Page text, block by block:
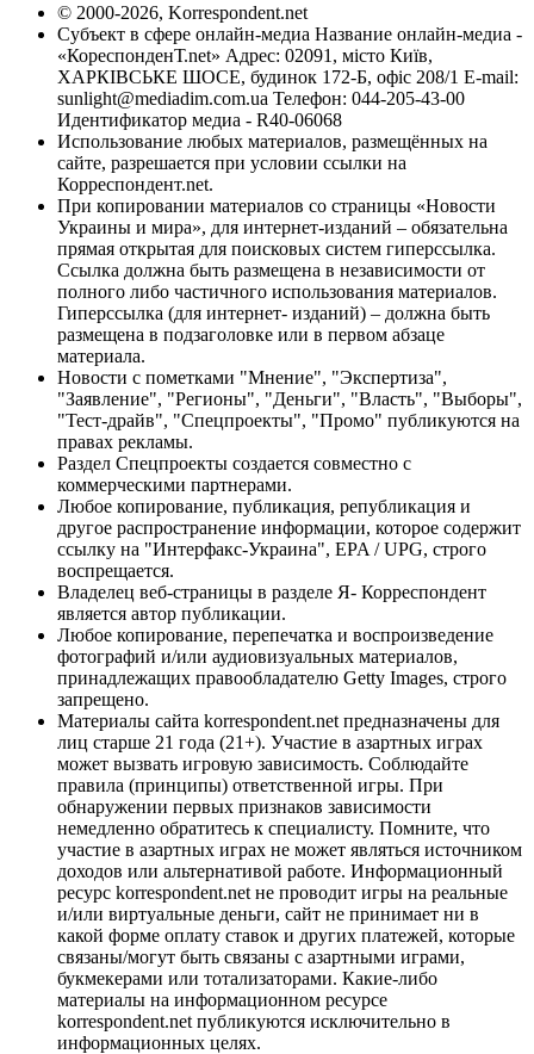
© 2000-2026, Korrespondent.net
Субъект в сфере онлайн-медиа Название онлайн-медиа -
«КореспонденТ.net» Адрес: 02091, місто Київ,
ХАРКІВСЬКЕ ШОСЕ, будинок 172-Б, офіс 208/1 E-mail:
sunlight@mediadim.com.ua Телефон: 044-205-43-00
Идентификатор медиа - R40-06068
Использование любых материалов, размещённых на
сайте, разрешается при условии ссылки на
Корреспондент.net.
При копировании материалов со страницы «Новости
Украины и мира», для интернет-изданий – обязательна
прямая открытая для поисковых систем гиперссылка.
Ссылка должна быть размещена в независимости от
полного либо частичного использования материалов.
Гиперссылка (для интернет- изданий) – должна быть
размещена в подзаголовке или в первом абзаце
материала.
Новости с пометками "Мнение", "Экспертиза",
"Заявление", "Регионы", "Деньги", "Власть", "Выборы",
"Тест-драйв", "Спецпроекты", "Промо" публикуются на
правах рекламы.
Раздел Спецпроекты создается совместно с
коммерческими партнерами.
Любое копирование, публикация, републикация и
другое распространение информации, которое содержит
ссылку на "Интерфакс-Украина", EPA / UPG, строго
воспрещается.
Владелец веб-страницы в разделе Я- Корреспондент
является автор публикации.
Любое копирование, перепечатка и воспроизведение
фотографий и/или аудиовизуальных материалов,
принадлежащих правообладателю Getty Images, строго
запрещено.
Материалы сайта korrespondent.net предназначены для
лиц старше 21 года (21+). Участие в азартных играх
может вызвать игровую зависимость. Соблюдайте
правила (принципы) ответственной игры. При
обнаружении первых признаков зависимости
немедленно обратитесь к специалисту. Помните, что
участие в азартных играх не может являться источником
доходов или альтернативой работе. Информационный
ресурс korrespondent.net не проводит игры на реальные
и/или виртуальные деньги, сайт не принимает ни в
какой форме оплату ставок и других платежей, которые
связаны/могут быть связаны с азартными играми,
букмекерами или тотализаторами. Какие-либо
материалы на информационном ресурсе
korrespondent.net публикуются исключительно в
информационных целях.